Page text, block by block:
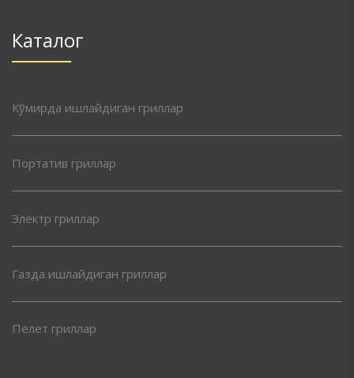
Каталог
Кўмирда ишлайдиган гриллар
Портатив гриллар
Электр гриллар
Газда ишлайдиган гриллар
Пелет гриллар